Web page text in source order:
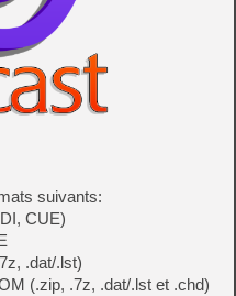
suivants:
CUE)
.dat/.lst)
(.zip, .7z, .dat/.lst et .chd)